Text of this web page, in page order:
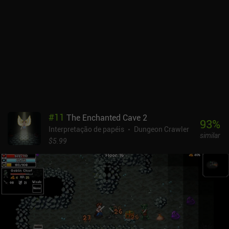
telas maiores em mente. Tudo parece muito pequeno em
dispositivos móveis, o que é especialmente frustrante, pois
frequentemente exploramos áreas subterrâneas pouco
adição. Caves of Lore é um jogo premium de US$ 7,99. Pode
parecer um pouco caro, especialmente para um jogo de
desenvolvimento individual, mas se você gosta de RPGs
complexos que duram muitas horas, o preço é mais do que
justificado.
#11 The Enchanted Cave 2
Interpretação de papéis
Dungeon Crawler
$5.99
93%
similar